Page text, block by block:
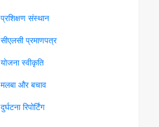
प्रशिक्षण संस्थान
सीएलसी प्रमाणपत्र
योजना स्वीकृति
मलबा और बचाव
दुर्घटना रिपोर्टिंग